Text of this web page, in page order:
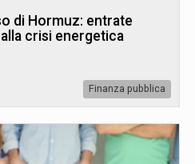
di Hormuz: entrate
crisi energetica
Finanza pubblica